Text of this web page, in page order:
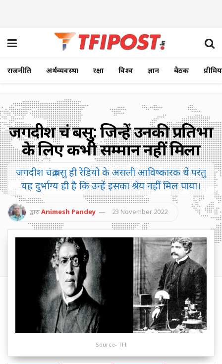
राजनीति अर्थव्यवस्था रक्षा विश्व ज्ञान बैठक
जगदीश चंद्र बसु: जिन्हें उनकी प्रतिभा
के लिए कभी सम्मान नहीं मिला
जगदीश चंद्र बसु ही रेडियो के असली आविष्कारक थे परंतु
यह दुर्भाग्य ही है कि उन्हें इसका श्रेय नहीं मिल पाया।
द्वाराAnimesh Pandey 23 November 2022
Source- TFI